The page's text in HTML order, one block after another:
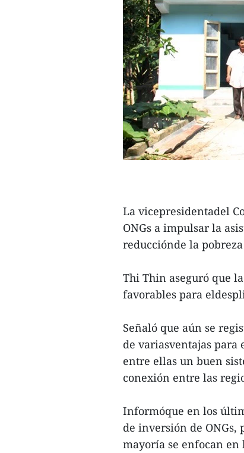
La vicepresidentadel
ONGs a impulsar la
reducciónde la
Thi Thin aseguró que
favorables para
Señaló que aún se
de variasventajas
entre ellas un buen
conexión entre las
Informóque en los
de inversión de ONGs,
mayoría se enfocan